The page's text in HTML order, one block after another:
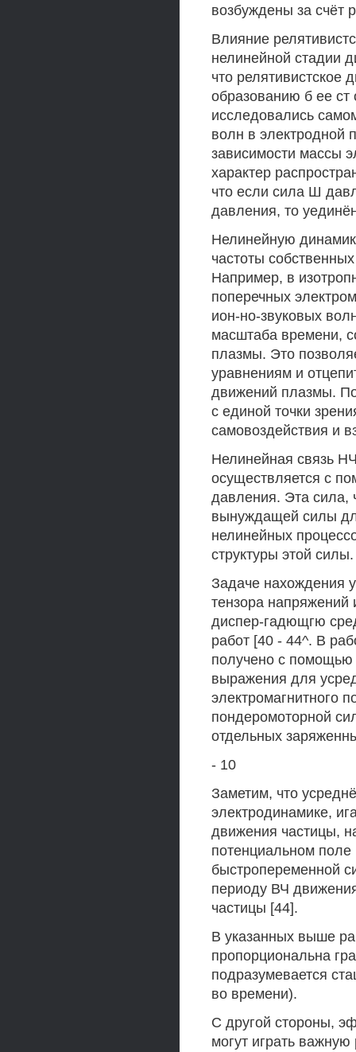
возбуждены за счёт
Влияние
нелинейной стадии
что релятивистское
образованию б ее
исследовались
волн в электродной
зависимости массы
характер
что если сила Ш
давления, то
Нелинейную
частоты
Например, в
поперечных
ион-но-звуковых
масштаба времени,
плазмы. Это
уравнениям и
движений плазмы.
с единой точки
самовоздействия и
Нелинейная связь
осуществляется с
давления. Эта сила,
вынуждащей силы
нелинейных
структуры этой силы.
Задаче нахождения
тензора
диспер-гадющгю
работ [40 - 44^. В
получено с
выражения для
электромагнитного
пондеромоторной
отдельных
- 10
Заметим, что
электродинамике,
движения частицы,
потенциальном
быстропеременной
периоду ВЧ
частицы [44].
В указанных выше
пропорциональна
подразумевается
во времени).
С другой стороны,
могут играть